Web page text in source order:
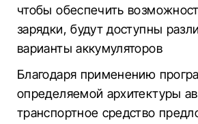
чтобы обеспечить
зарядки, будут доступны
варианты аккумуляторов
Благодаря применению
определяемой архитектуры
транспортное средство